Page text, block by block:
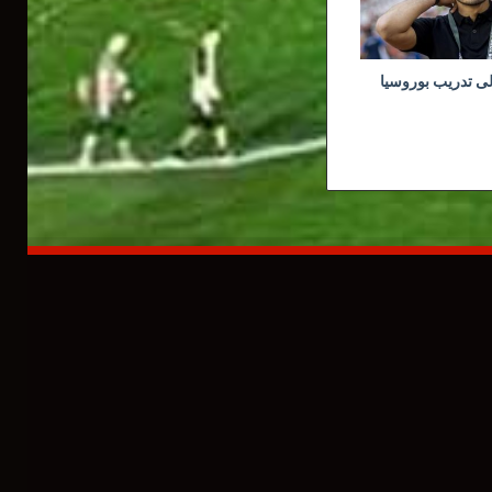
تدريب بوروسيا